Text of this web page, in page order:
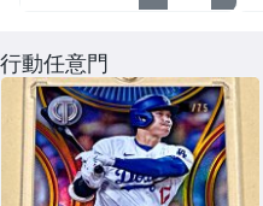
行動任意門